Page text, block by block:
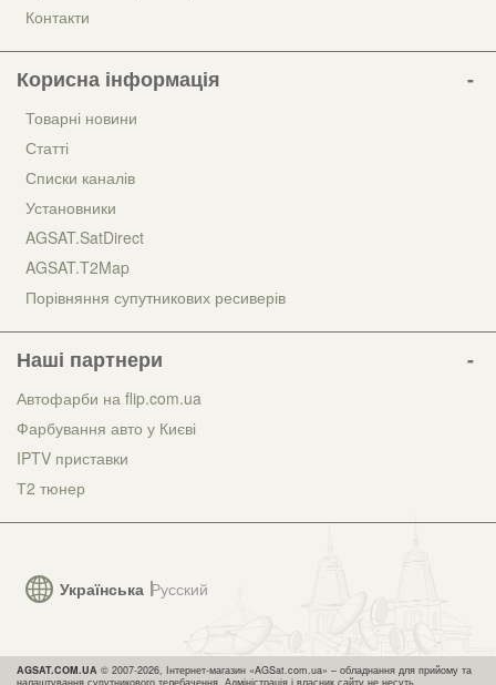
Українська Русский
Контакти
Корисна інформація
Товарні новини
Статті
Списки каналів
Установники
AGSAT.SatDirect
AGSAT.T2Map
Порівняння супутникових ресиверів
Наші партнери
Автофарби на flip.com.ua
Фарбування авто у Києві
IPTV приставки
Т2 тюнер
AGSAT.COM.UA © 2007-2026, Інтернет-магазин «AGSat.com.ua» – обладнання для прийому та